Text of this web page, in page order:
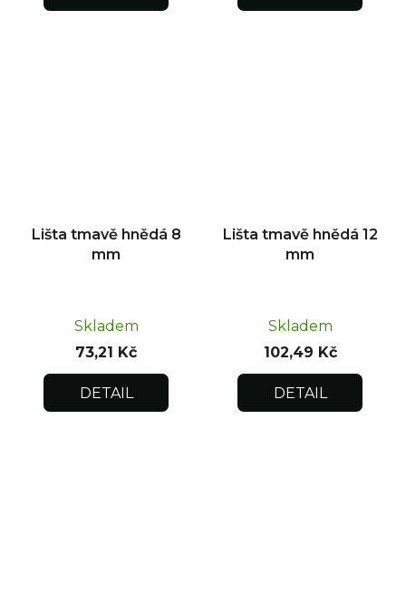
Lišta tmavě hnědá 8
mm
Skladem
73,21 Kč
DETAIL
Lišta tmavě hnědá 12
mm
Skladem
102,49 Kč
DETAIL